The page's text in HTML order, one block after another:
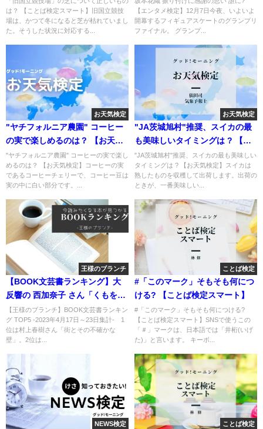
は？ 【ことば検定スマート】旧国立競技
場は、かつて冬になると芝が枯れていまし
た。そうした状況に対応する...
【エンタメ検定】12月7日今夜、いよいよ
開幕するフィギュアスケートのグランプリ
ファイナル。 グランプ...
お天気検定
"ヤチフォルニア農園" コーヒー
の実で楽しめるのは？ 【お天気
検定】
"ヤチフォルニア農園" コーヒーの実で楽し
めるのは？ 【お天気検定】コーヒーの実
であるコーヒーチェリーで、コーヒー豆は
実の中に白い部分です。...
お天気検定
"JA茨城旭村"推奨、スイカの最
も美味しいタイミングは ? 【お
天気検定】
"JA茨城旭村"推奨、スイカの最も美味しい
タイミングは ? 【お天気検定】スイカは
熟したものを収穫して出荷します。出荷の
ときが、一番美味しい...
王様のブランチ
【BOOK文芸書ランキング】大
反響の 西加奈子 さん「くもをさ
がす」
【王様のブランチ】BOOK文芸書ランキン
グ TOP5 -2023年4月17日～23日集計- 1
位は村上春樹さん「街とその不確かな
壁」。2位は...
ことば検定
#「このマーク」そもそも何につ
ける? 【ことば検定スマート】
#「このマーク」そもそも何につける?
【ことば検定スマート】SNSで使うこの
「＃」マークは、日本語では「井桁(いげ
た)」と言います。 キーボ...
NEWS検定 ことば検定